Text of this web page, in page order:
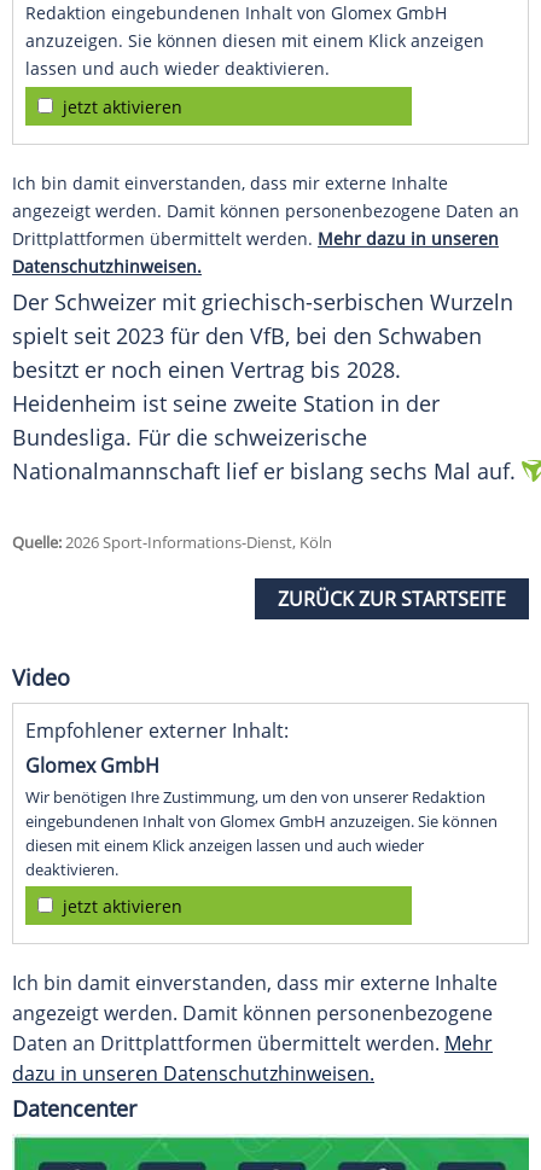
Redaktion eingebundenen Inhalt von Glomex GmbH
anzuzeigen. Sie können diesen mit einem Klick anzeigen
lassen und auch wieder deaktivieren.
jetzt aktivieren
Ich bin damit einverstanden, dass mir externe Inhalte
angezeigt werden. Damit können personenbezogene Daten an
Drittplattformen übermittelt werden. Mehr dazu in unseren
Datenschutzhinweisen.
Der Schweizer mit griechisch-serbischen Wurzeln
spielt seit 2023 für den VfB, bei den Schwaben
besitzt er noch einen Vertrag bis 2028.
Heidenheim ist seine zweite Station in der
Bundesliga. Für die schweizerische
Nationalmannschaft lief er bislang sechs Mal auf.
Quelle:2026 Sport-Informations-Dienst, Köln
ZURÜCK ZUR STARTSEITE
Video
Empfohlener externer Inhalt:
Glomex GmbH
Wir benötigen Ihre Zustimmung, um den von unserer Redaktion
eingebundenen Inhalt von Glomex GmbH anzuzeigen. Sie können
diesen mit einem Klick anzeigen lassen und auch wieder
deaktivieren.
jetzt aktivieren
Ich bin damit einverstanden, dass mir externe Inhalte
angezeigt werden. Damit können personenbezogene
Daten an Drittplattformen übermittelt werden. Mehr
dazu in unseren Datenschutzhinweisen.
Datencenter